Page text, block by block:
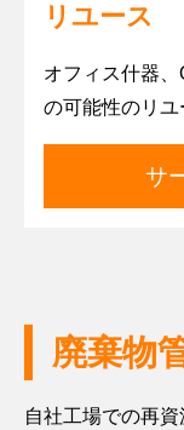
リユース
オフィス什器
の可能性のリユ
サ
廃棄物
自社工場での再